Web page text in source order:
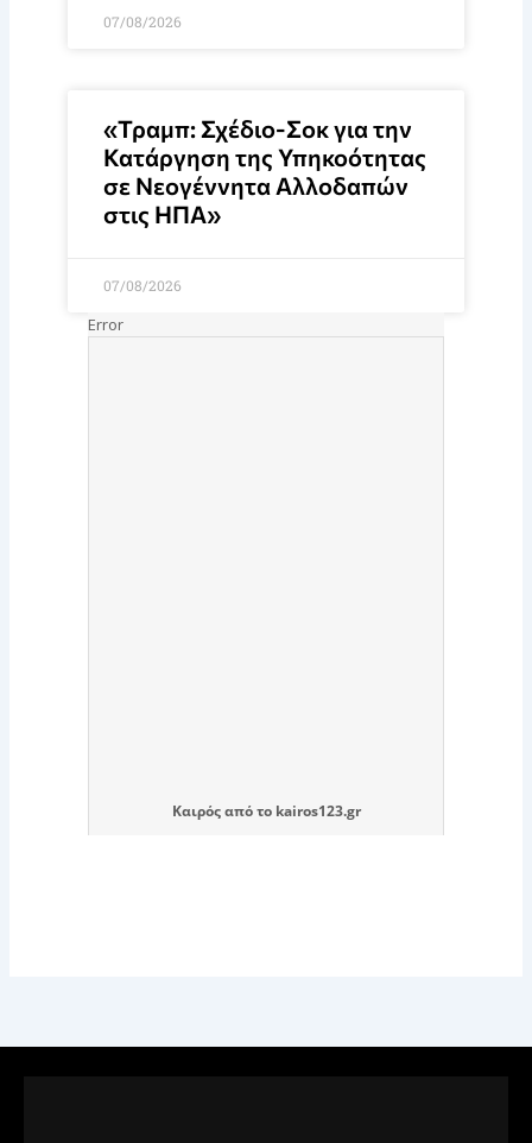
07/08/2026
«Τραμπ: Σχέδιο-Σοκ για την
Κατάργηση της Υπηκοότητας
σε Νεογέννητα Αλλοδαπών
στις ΗΠΑ»
07/08/2026
Καιρόςαπό το kairos123.gr